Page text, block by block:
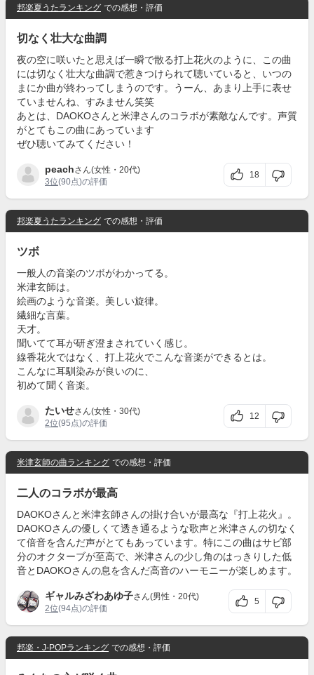
邦楽夏うたランキング での感想・評価
切なく壮大な曲調
夜の空に咲いたと思えば一瞬で散る打上花火のように、この曲
には切なく壮大な曲調で惹きつけられて聴いていると、いつの
まにか曲が終わってしまうのです。うーん、あまり上手に表せ
ていませんね、すみません笑笑
あとは、DAOKOさんと米津さんのコラボが素敵なんです。声質
がとてもこの曲にあっています
ぜひ聴いてみてください！
peachさん(女性・20代)
3位(90点)の評価
18
邦楽夏うたランキング での感想・評価
ツボ
一般人の音楽のツボがわかってる。
米津玄師は。
絵画のような音楽。美しい旋律。
繊細な言葉。
天才。
聞いてて耳が研ぎ澄まされていく感じ。
線香花火ではなく、打上花火でこんな音楽ができるとは。
こんなに耳馴染みが良いのに、
初めて聞く音楽。
たいせさん(女性・30代)
2位(95点)の評価
12
米津玄師の曲ランキング での感想・評価
二人のコラボが最高
DAOKOさんと米津玄師さんの掛け合いが最高な『打上花火』。
DAOKOさんの優しくて透き通るような歌声と米津さんの切なく
て倍音を含んだ声がとてもあっています。特にこの曲はサビ部
分のオクターブが至高で、米津さんの少し角のはっきりした低
音とDAOKOさんの息を含んだ高音のハーモニーが楽しめます。
ギャルみざわあゆ子さん(男性・20代)
2位(94点)の評価
5
邦楽・J-POPランキング での感想・評価